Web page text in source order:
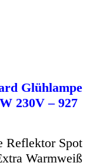
Glühlampe
230V – 927
Reflektor Spot
Warmweiß